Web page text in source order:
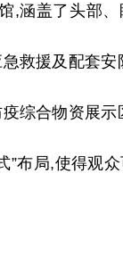
,涵盖了头部
救援及配套
综合物资展
”布局,使得观